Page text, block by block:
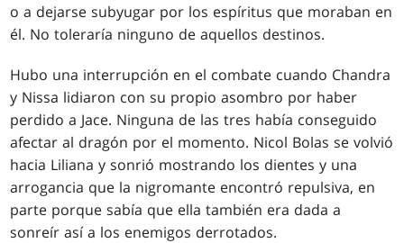
o a dejarse subyugar por los espíritus que moraban en
él. No toleraría ninguno de aquellos destinos.
Hubo una interrupción en el combate cuando Chandra
y Nissa lidiaron con su propio asombro por haber
perdido a Jace. Ninguna de las tres había conseguido
afectar al dragón por el momento. Nicol Bolas se volvió
hacia Liliana y sonrió mostrando los dientes y una
arrogancia que la nigromante encontró repulsiva, en
parte porque sabía que ella también era dada a
sonreír así a los enemigos derrotados.